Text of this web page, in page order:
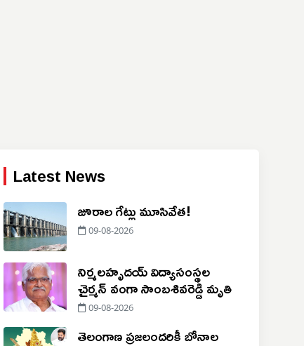
Latest News
జూరాల గేట్లు మూసివేత!
09-08-2026
నిర్మలహృదయ్ విద్యాసంస్థల
చైర్మన్ వంగా సాంబశివరెడ్డి మృతి
09-08-2026
తెలంగాణ ప్రజలందరికీ బోనాల